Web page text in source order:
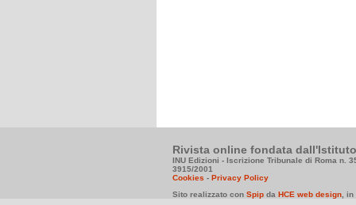
Rivista online fondata
INU Edizioni - Iscrizione Tribunale di Roma n.
3915/2001
Cookies - Privacy Policy
Sito realizzato con Spip da HCE web design ,